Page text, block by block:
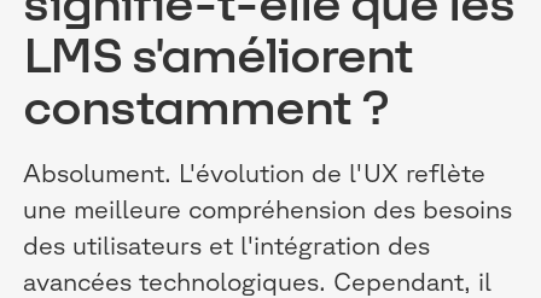
LMS s'améliorent
constamment ?
Absolument. L'évolution de l'UX reflète
une meilleure compréhension des besoins
des utilisateurs et l'intégration des
avancées technologiques. Cependant, il